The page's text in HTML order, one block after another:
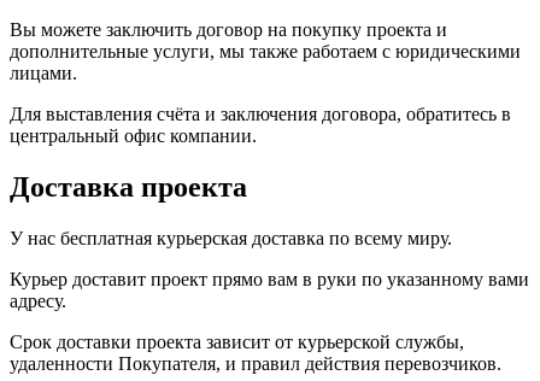
Вы можете заключить договор на покупку проекта и
дополнительные услуги, мы также работаем с юридическими
лицами.
Для выставления счёта и заключения договора, обратитесь в
центральный офис компании.
Доставка проекта
У нас бесплатная курьерская доставка по всему миру.
Курьер доставит проект прямо вам в руки по указанному вами
адресу.
Срок доставки проекта зависит от курьерской службы,
удаленности Покупателя, и правил действия перевозчиков.